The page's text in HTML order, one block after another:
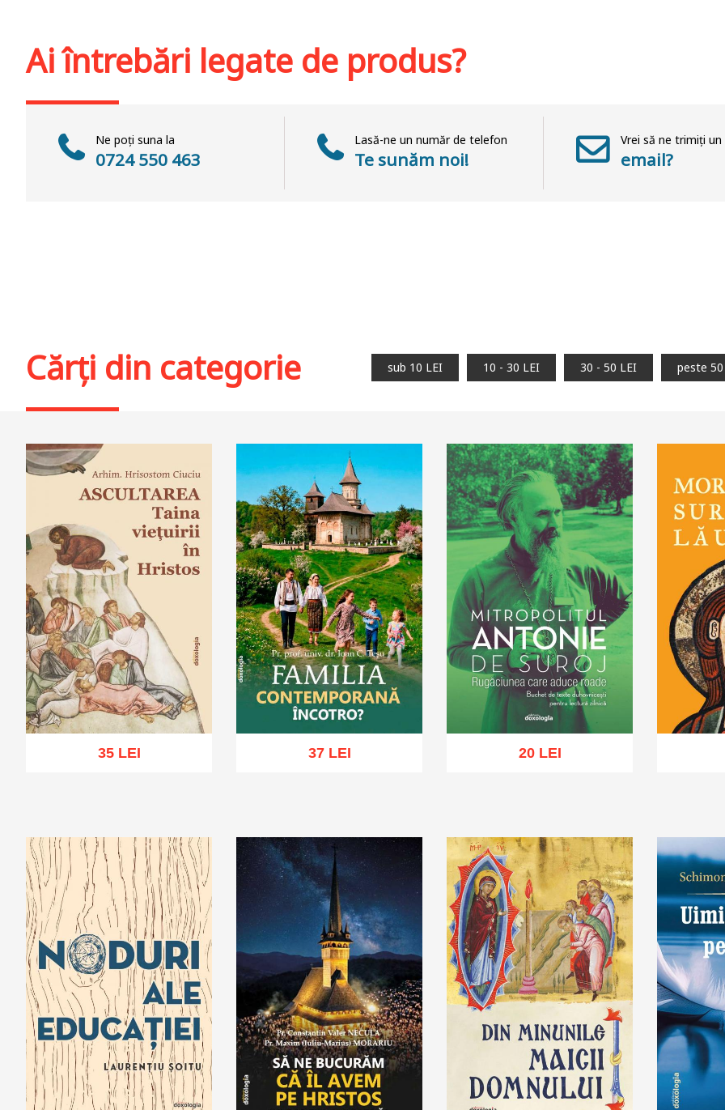
Ai întrebări legate de produs?
Ne poți suna la
0724 550 463
Lasă-ne un număr de telefon
Te sunăm noi!
Vrei să ne trimiți un
email?
Cărți din categorie sub 10 LEI 10 - 30 LEI 30 - 50 LEI peste
Adaugă în coș Wishlist
35 LEI
Adaugă în coș Wishlist
37 LEI
Adaugă în coș Wishlist
20 LEI